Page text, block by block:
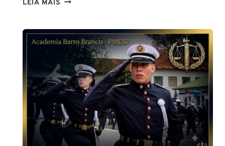
LEIA MAIS
SER
POLICIAL?
DESCUBRA
AS
NOVAS
REGRAS!
ALTURA
MÍNIMA
PARA